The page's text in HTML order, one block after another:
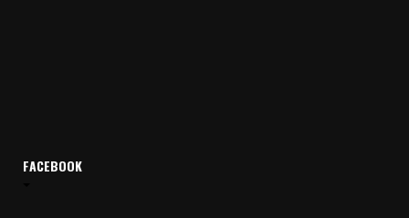
FACEBOOK